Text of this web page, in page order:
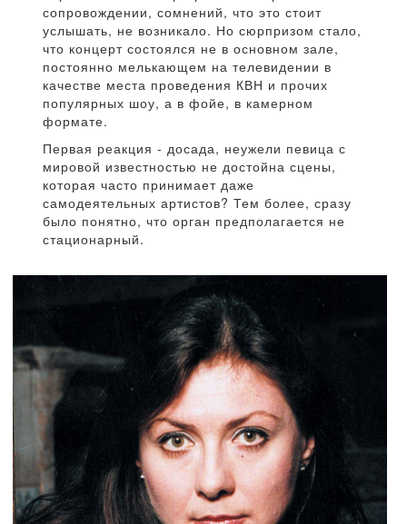
сопровождении, сомнений, что это стоит
услышать, не возникало. Но сюрпризом стало,
что концерт состоялся не в основном зале,
постоянно мелькающем на телевидении в
качестве места проведения КВН и прочих
популярных шоу, а в фойе, в камерном
формате.
Первая реакция - досада, неужели певица с
мировой известностью не достойна сцены,
которая часто принимает даже
самодеятельных артистов? Тем более, сразу
было понятно, что орган предполагается не
стационарный.